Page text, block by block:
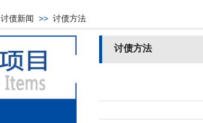
讨债新闻 >> 讨债方法
讨债方法